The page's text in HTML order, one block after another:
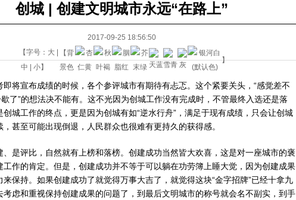
创城 | 创建文明城市永远“在路上”
2017-09-25 18:56:50
【字号： 大
中
小】
【背
景色
】
宣布成绩的时候，各个参评城市有期待有忐忑。这个紧要关头，“感觉差不
歇了”的想法决不能有。这不光因为创城工作没有完成时，不管最终入选还是落
创城工作的终点，更是因为创城有如“逆水行舟”，满足于现有成绩，只会让创城
，甚至可能出现倒退，人民群众也很难有更持久的获得感。
评比，自然就有上榜和落榜。创建成功当然皆大欢喜，这是对一座城市的褒
工作的肯定。但是，创建成功并不等于可以躺在功劳簿上睡大觉，因为创建成果
来保持。如果创建成功了就觉得万事大吉了，就觉得这块“金字招牌”已经十拿九
考虑和重视保持创建成果的问题了，到最后文明城市的称号就会名不副实，到手